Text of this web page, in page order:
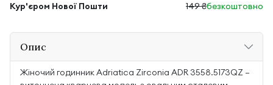
Кур'єром Нової Пошти
149 ₴безкоштовно
Опис
Жіночий годинник Adriatica Zirconia ADR 3558.5173QZ —